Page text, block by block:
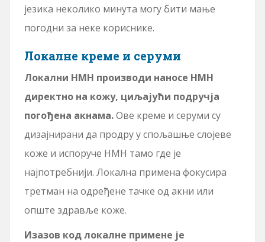
језика неколико минута могу бити мање
погодни за неке кориснике.
Локалне креме и серуми
Локални НМН производи наносе НМН
директно на кожу, циљајући подручја
погођена акнама.Ове креме и серуми су
дизајнирани да продру у спољашње слојеве
коже и испоруче НМН тамо где је
најпотребнији. Локална примена фокусира
третман на одређене тачке од акни или
опште здравље коже.
Изазов код локалне примене је